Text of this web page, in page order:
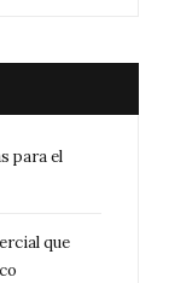
para el
que